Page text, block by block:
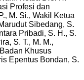
Profesi dan
M. Si., Wakil Ketua
Sibedang, S.
Pribadi, S. H., S.
S. T., M. M.,
Khusus
Epentus Bondan, S.